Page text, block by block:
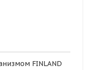
FINLAND